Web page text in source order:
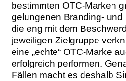
bestimmten OTC-Marken
gelungenen Branding- und
die eng mit dem
jeweiligen Zielgruppe
eine „echte“ OTC-Marke
erfolgreich performen.
Fällen macht es deshalb